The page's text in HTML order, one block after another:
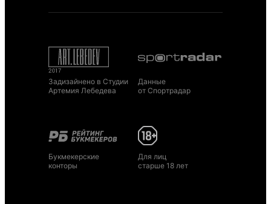
Задизайнено в Студии
Артемия Лебедева
Данные
от Спортрадар
Букмекерские
конторы
Для лиц
старше 18 лет